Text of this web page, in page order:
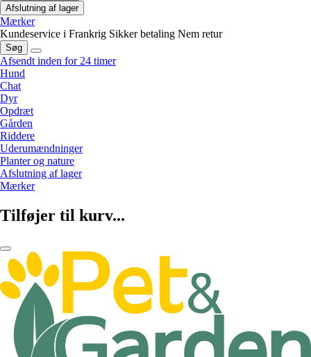
Afslutning af lager
Mærker
Kundeservice i Frankrig Sikker betaling Nem retur
Søg
Afsendt inden for 24 timer
Hund
Chat
Dyr
Opdræt
Gården
Riddere
Uderumændninger
Planter og nature
Afslutning af lager
Mærker
Tilføjer til kurv...